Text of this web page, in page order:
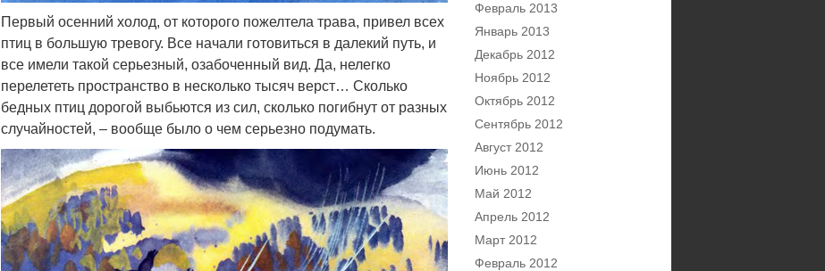
Первый осенний холод, от которого пожелтела трава, привел всех
птиц в большую тревогу. Все начали готовиться в далекий путь, и
все имели такой серьезный, озабоченный вид. Да, нелегко
перелететь пространство в несколько тысяч верст… Сколько
бедных птиц дорогой выбьются из сил, сколько погибнут от разных
случайностей, – вообще было о чем серьезно подумать.
Февраль 2013
Январь 2013
Декабрь 2012
Ноябрь 2012
Октябрь 2012
Сентябрь 2012
Август 2012
Июнь 2012
Май 2012
Апрель 2012
Март 2012
Февраль 2012